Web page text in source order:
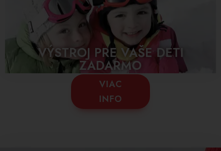
VÝSTROJ PRE VAŠE DETI
ZADARMO
VIAC
INFO